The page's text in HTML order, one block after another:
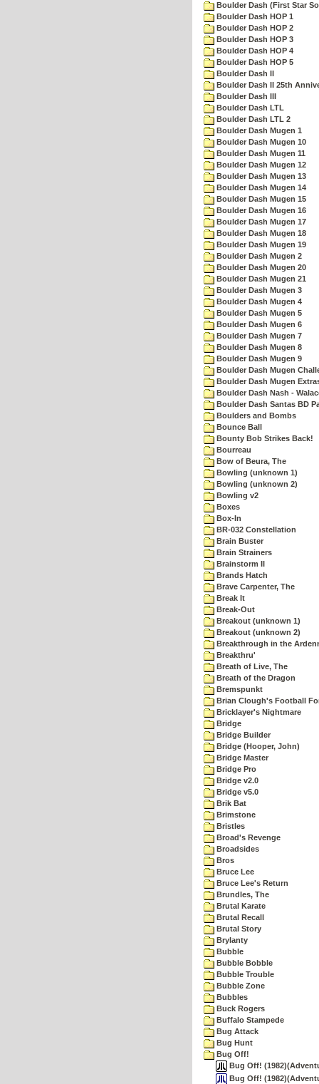
Boulder Dash (First Star
Boulder Dash HOP 1
Boulder Dash HOP 2
Boulder Dash HOP 3
Boulder Dash HOP 4
Boulder Dash HOP 5
Boulder Dash II
Boulder Dash II 25th
Boulder Dash III
Boulder Dash LTL
Boulder Dash LTL 2
Boulder Dash Mugen 1
Boulder Dash Mugen 10
Boulder Dash Mugen 11
Boulder Dash Mugen 12
Boulder Dash Mugen 13
Boulder Dash Mugen 14
Boulder Dash Mugen 15
Boulder Dash Mugen 16
Boulder Dash Mugen 17
Boulder Dash Mugen 18
Boulder Dash Mugen 19
Boulder Dash Mugen 2
Boulder Dash Mugen 20
Boulder Dash Mugen 21
Boulder Dash Mugen 3
Boulder Dash Mugen 4
Boulder Dash Mugen 5
Boulder Dash Mugen 6
Boulder Dash Mugen 7
Boulder Dash Mugen 8
Boulder Dash Mugen 9
Boulder Dash Mugen
Boulder Dash Mugen
Boulder Dash Nash -
Boulder Dash Santas BD
Boulders and Bombs
Bounce Ball
Bounty Bob Strikes Back!
Bourreau
Bow of Beura, The
Bowling (unknown 1)
Bowling (unknown 2)
Bowling v2
Boxes
Box-In
BR-032 Constellation
Brain Buster
Brain Strainers
Brainstorm II
Brands Hatch
Brave Carpenter, The
Break It
Break-Out
Breakout (unknown 1)
Breakout (unknown 2)
Breakthrough in the
Breakthru'
Breath of Live, The
Breath of the Dragon
Bremspunkt
Brian Clough's Football
Bricklayer's Nightmare
Bridge
Bridge Builder
Bridge (Hooper, John)
Bridge Master
Bridge Pro
Bridge v2.0
Bridge v5.0
Brik Bat
Brimstone
Bristles
Broad's Revenge
Broadsides
Bros
Bruce Lee
Bruce Lee's Return
Brundles, The
Brutal Karate
Brutal Recall
Brutal Story
Brylanty
Bubble
Bubble Bobble
Bubble Trouble
Bubble Zone
Bubbles
Buck Rogers
Buffalo Stampede
Bug Attack
Bug Hunt
Bug Off!
Bug Off!
Bug Off!